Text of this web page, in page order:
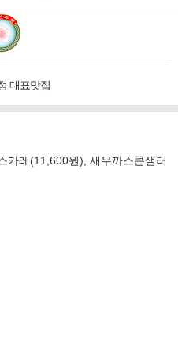
대표맛집
카레(11,600원), 새우까스콘샐러